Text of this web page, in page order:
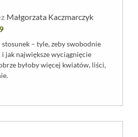
Małgorzata Kaczmarczyk
– tyle, zeby swobodnie
i jak największe wyciągnięcie
byłoby więcej kwiatów, liści,